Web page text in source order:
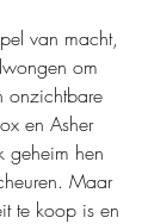
van macht,
om
onzichtbare
en Asher
geheim hen
Maar
te koop is en